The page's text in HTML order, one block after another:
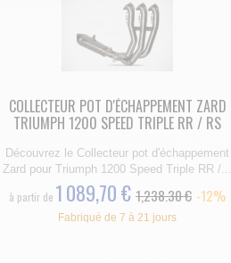
COLLECTEUR POT D'ÉCHAPPEMENT ZARD
TRIUMPH 1200 SPEED TRIPLE RR / RS
Découvrez le Collecteur pot d'échappement
Zard pour Triumph 1200 Speed Triple RR /...
à partir de 1 089,70 € 1,238.30 € -12%
Fabriqué de 7 à 21 jours